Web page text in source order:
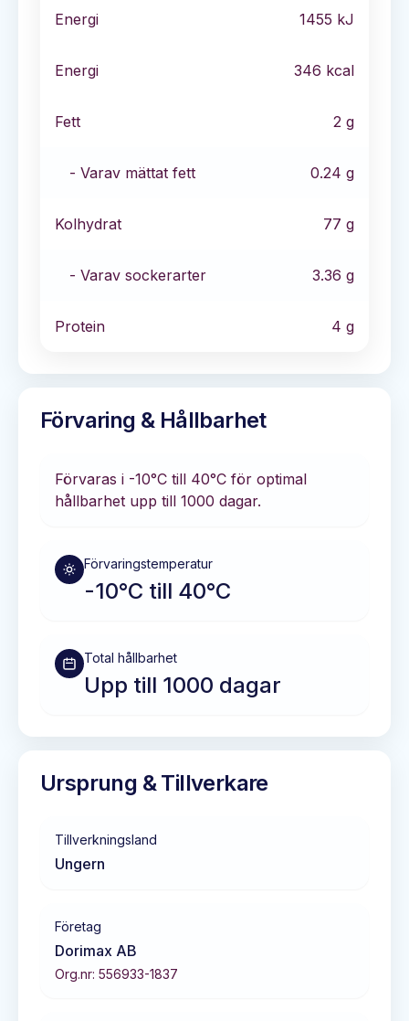
Energi 1455 kJ
Energi 346 kcal
Fett 2 g
- Varav mättat fett 0.24 g
Kolhydrat 77 g
- Varav sockerarter 3.36 g
Protein 4 g
Förvaring & Hållbarhet
Förvaras i -10°C till 40°C för optimal
hållbarhet upp till 1000 dagar.
Förvaringstemperatur
-10°C till 40°C
Total hållbarhet
Upp till 1000 dagar
Ursprung & Tillverkare
Tillverkningsland
Ungern
Företag
Dorimax AB
Org.nr: 556933-1837